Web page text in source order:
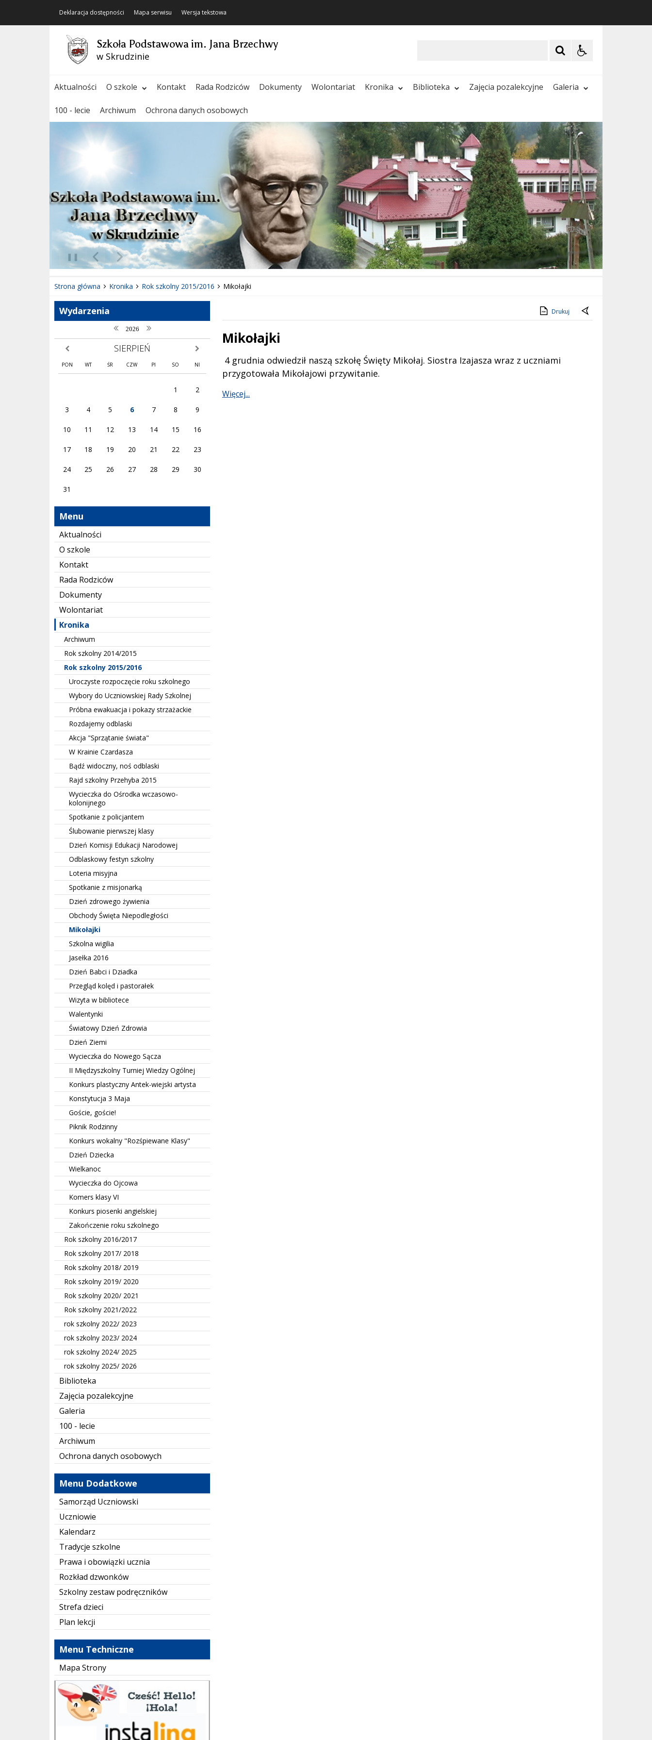
Deklaracja dostępności Mapa serwisu Wersja tekstowa
Szkoła Podstawowa im. Jana Brzechwy
w Skrudzinie
Aktualności O szkole Kontakt Rada Rodziców Dokumenty Wolontariat Kronika Biblioteka Zajęcia pozalekcyjne Galeria
100 - lecie Archiwum Ochrona danych osobowych
Poprzedni Element
Następny Element
❚❚
Strona główna Kronika Rok szkolny 2015/2016 Mikołajki
Wydarzenia
poprzedni rok
2026 następny rok
poprzedni miesiąc SIERPIEŃ następny miesiąc
PON WT ŚR CZW PI SO NI
1 2
3 4 5 6 7 8 9
10 11 12 13 14 15 16
17 18 19 20 21 22 23
24 25 26 27 28 29 30
31
Menu
Aktualności
O szkole
Kontakt
Rada Rodziców
Dokumenty
Wolontariat
Kronika
Archiwum
Rok szkolny 2014/2015
Rok szkolny 2015/2016
Uroczyste rozpoczęcie roku szkolnego
Wybory do Uczniowskiej Rady Szkolnej
Próbna ewakuacja i pokazy strzażackie
Rozdajemy odblaski
Akcja "Sprzątanie świata"
W Krainie Czardasza
Bądź widoczny, noś odblaski
Rajd szkolny Przehyba 2015
Wycieczka do Ośrodka wczasowo-
kolonijnego
Spotkanie z policjantem
Ślubowanie pierwszej klasy
Dzień Komisji Edukacji Narodowej
Odblaskowy festyn szkolny
Loteria misyjna
Spotkanie z misjonarką
Dzień zdrowego żywienia
Obchody Święta Niepodległości
Mikołajki
Szkolna wigilia
Jasełka 2016
Dzień Babci i Dziadka
Przegląd kolęd i pastorałek
Wizyta w bibliotece
Walentynki
Światowy Dzień Zdrowia
Dzień Ziemi
Wycieczka do Nowego Sącza
II Międzyszkolny Turniej Wiedzy Ogólnej
Konkurs plastyczny Antek-wiejski artysta
Konstytucja 3 Maja
Goście, goście!
Piknik Rodzinny
Konkurs wokalny "Rozśpiewane Klasy"
Dzień Dziecka
Wielkanoc
Wycieczka do Ojcowa
Komers klasy VI
Konkurs piosenki angielskiej
Zakończenie roku szkolnego
Rok szkolny 2016/2017
Rok szkolny 2017/ 2018
Rok szkolny 2018/ 2019
Rok szkolny 2019/ 2020
Rok szkolny 2020/ 2021
Rok szkolny 2021/2022
rok szkolny 2022/ 2023
rok szkolny 2023/ 2024
rok szkolny 2024/ 2025
rok szkolny 2025/ 2026
Biblioteka
Zajęcia pozalekcyjne
Galeria
100 - lecie
Archiwum
Ochrona danych osobowych
Menu Dodatkowe
Samorząd Uczniowski
Uczniowie
Kalendarz
Tradycje szkolne
Prawa i obowiązki ucznia
Rozkład dzwonków
Szkolny zestaw podręczników
Strefa dzieci
Plan lekcji
Menu Techniczne
Mapa Strony
instaling
Drukuj
Mikołajki
Treść
4 grudnia odwiedził naszą szkołę Święty Mikołaj. Siostra Izajasza wraz z uczniami
przygotowała Mikołajowi przywitanie.
Więcej...